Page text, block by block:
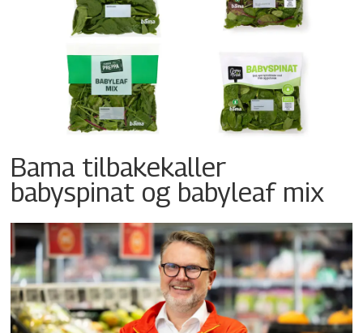
Bama tilbakekaller
babyspinat og babyleaf mix